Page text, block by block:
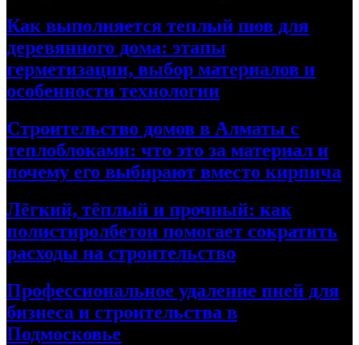
Как выполняется теплый шов для
деревянного дома: этапы
герметизации, выбор материалов и
особенности технологии
Строительство домов в Алматы с
теплоблоками: что это за материал и
почему его выбирают вместо кирпича
Лёгкий, тёплый и прочный: как
полистиролбетон помогает сократить
расходы на строительство
Профессиональное удаление пней для
бизнеса и строительства в
Подмосковье